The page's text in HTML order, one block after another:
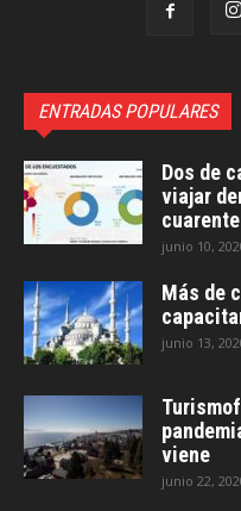
ENTRADAS POPULARES
Dos de
viajar
junio 10,
Más de
junio 13,
viene
junio 22,